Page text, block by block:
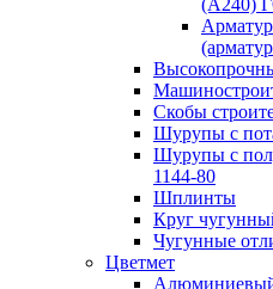
(А240)
Скобы
Шурупы с
Шурупы с
1144-80
Шплинты
Круг
Чугунные
Цветмет